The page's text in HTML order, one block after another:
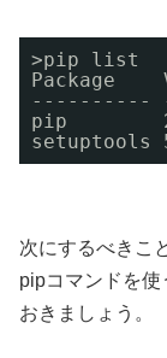
>pip list
Package
----------
pip
setuptools
次にするべきこ
pipコマンドを使
おきましょう。